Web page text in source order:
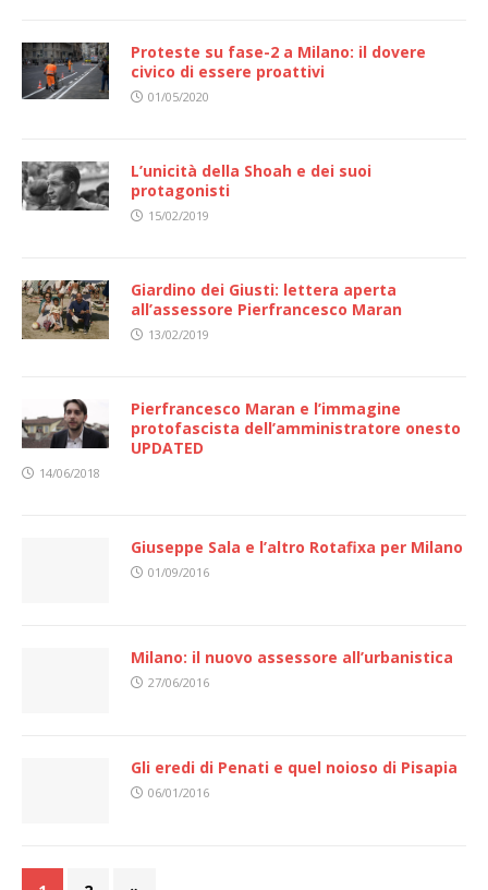
Proteste su fase-2 a Milano: il dovere
civico di essere proattivi
01/05/2020
L’unicità della Shoah e dei suoi
protagonisti
15/02/2019
Giardino dei Giusti: lettera aperta
all’assessore Pierfrancesco Maran
13/02/2019
Pierfrancesco Maran e l’immagine
protofascista dell’amministratore onesto
UPDATED
14/06/2018
Giuseppe Sala e l’altro Rotafixa per Milano
01/09/2016
Milano: il nuovo assessore all’urbanistica
27/06/2016
Gli eredi di Penati e quel noioso di Pisapia
06/01/2016